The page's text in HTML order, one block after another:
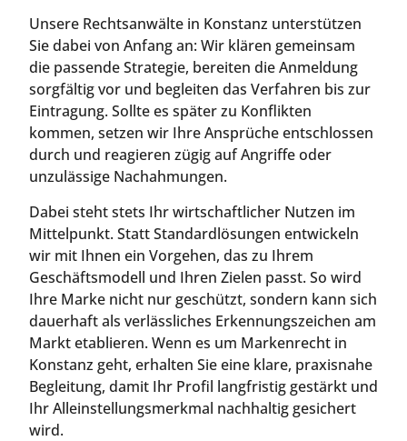
Unsere Rechtsanwälte in Konstanz unterstützen
Sie dabei von Anfang an: Wir klären gemeinsam
die passende Strategie, bereiten die Anmeldung
sorgfältig vor und begleiten das Verfahren bis zur
Eintragung. Sollte es später zu Konflikten
kommen, setzen wir Ihre Ansprüche entschlossen
durch und reagieren zügig auf Angriffe oder
unzulässige Nachahmungen.
Dabei steht stets Ihr wirtschaftlicher Nutzen im
Mittelpunkt. Statt Standardlösungen entwickeln
wir mit Ihnen ein Vorgehen, das zu Ihrem
Geschäftsmodell und Ihren Zielen passt. So wird
Ihre Marke nicht nur geschützt, sondern kann sich
dauerhaft als verlässliches Erkennungszeichen am
Markt etablieren. Wenn es um Markenrecht in
Konstanz geht, erhalten Sie eine klare, praxisnahe
Begleitung, damit Ihr Profil langfristig gestärkt und
Ihr Alleinstellungsmerkmal nachhaltig gesichert
wird.